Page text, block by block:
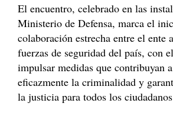
El encuentro, celebrado en las
Ministerio de Defensa, marca el
colaboración estrecha entre el ente
fuerzas de seguridad del país, con
impulsar medidas que contribuyan
eficazmente la criminalidad y
la justicia para todos los